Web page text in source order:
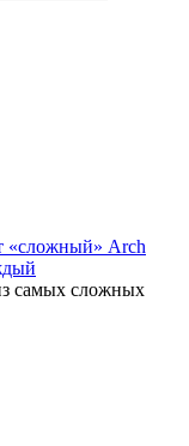
«сложный» Arch
самых сложных